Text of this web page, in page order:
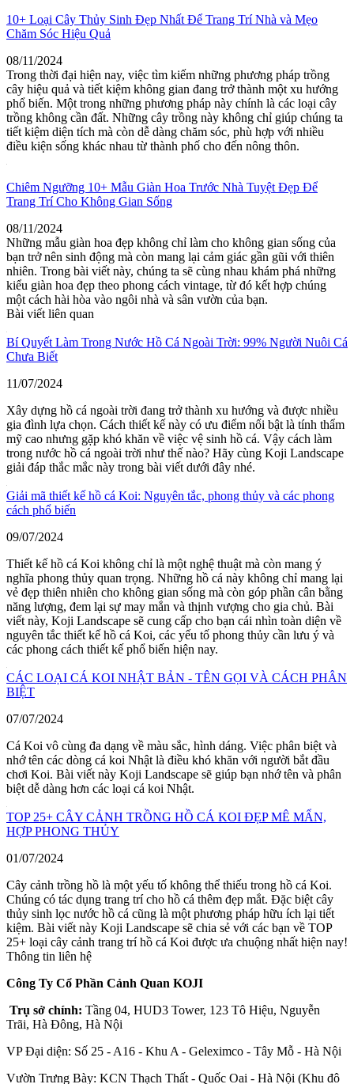
10+ Loại Cây Thủy Sinh Đẹp Nhất Để Trang Trí Nhà và Mẹo
Chăm Sóc Hiệu Quả
08/11/2024
Trong thời đại hiện nay, việc tìm kiếm những phương pháp trồng
cây hiệu quả và tiết kiệm không gian đang trở thành một xu hướng
phổ biến. Một trong những phương pháp này chính là các loại cây
trồng không cần đất. Những cây trồng này không chỉ giúp chúng ta
tiết kiệm diện tích mà còn dễ dàng chăm sóc, phù hợp với nhiều
điều kiện sống khác nhau từ thành phố cho đến nông thôn.
Chiêm Ngưỡng 10+ Mẫu Giàn Hoa Trước Nhà Tuyệt Đẹp Để
Trang Trí Cho Không Gian Sống
08/11/2024
Những mẫu giàn hoa đẹp không chỉ làm cho không gian sống của
bạn trở nên sinh động mà còn mang lại cảm giác gần gũi với thiên
nhiên. Trong bài viết này, chúng ta sẽ cùng nhau khám phá những
kiểu giàn hoa đẹp theo phong cách vintage, từ đó kết hợp chúng
một cách hài hòa vào ngôi nhà và sân vườn của bạn.
Bài viết liên quan
Bí Quyết Làm Trong Nước Hồ Cá Ngoài Trời: 99% Người Nuôi Cá
Chưa Biết
11/07/2024
Xây dựng hồ cá ngoài trời đang trở thành xu hướng và được nhiều
gia đình lựa chọn. Cách thiết kế này có ưu điểm nổi bật là tính thẩm
mỹ cao nhưng gặp khó khăn về việc vệ sinh hồ cá. Vậy cách làm
trong nước hồ cá ngoài trời như thế nào? Hãy cùng Koji Landscape
giải đáp thắc mắc này trong bài viết dưới đây nhé.
Giải mã thiết kế hồ cá Koi: Nguyên tắc, phong thủy và các phong
cách phổ biến
09/07/2024
Thiết kế hồ cá Koi không chỉ là một nghệ thuật mà còn mang ý
nghĩa phong thủy quan trọng. Những hồ cá này không chỉ mang lại
vẻ đẹp thiên nhiên cho không gian sống mà còn góp phần cân bằng
năng lượng, đem lại sự may mắn và thịnh vượng cho gia chủ. Bài
viết này, Koji Landscape sẽ cung cấp cho bạn cái nhìn toàn diện về
nguyên tắc thiết kế hồ cá Koi, các yếu tố phong thủy cần lưu ý và
các phong cách thiết kế phổ biến hiện nay.
CÁC LOẠI CÁ KOI NHẬT BẢN - TÊN GỌI VÀ CÁCH PHÂN
BIỆT
07/07/2024
Cá Koi vô cùng đa dạng về màu sắc, hình dáng. Việc phân biệt và
nhớ tên các dòng cá koi Nhật là điều khó khăn với người bắt đầu
chơi Koi. Bài viết này Koji Landscape sẽ giúp bạn nhớ tên và phân
biệt dễ dàng hơn các loại cá koi Nhật.
TOP 25+ CÂY CẢNH TRỒNG HỒ CÁ KOI ĐẸP MÊ MẨN,
HỢP PHONG THỦY
01/07/2024
Cây cảnh trồng hồ là một yếu tố không thể thiếu trong hồ cá Koi.
Chúng có tác dụng trang trí cho hồ cá thêm đẹp mắt. Đặc biệt cây
thủy sinh lọc nước hồ cá cũng là một phương pháp hữu ích lại tiết
kiệm. Bài viết này Koji Landscape sẽ chia sẻ với các bạn về TOP
25+ loại cây cảnh trang trí hồ cá Koi được ưa chuộng nhất hiện nay!
Thông tin liên hệ
Công Ty Cổ Phần Cảnh Quan KOJI
Trụ sở chính: Tầng 04, HUD3 Tower, 123 Tô Hiệu, Nguyễn
Trãi, Hà Đông, Hà Nội
VP Đại diện: Số 25 - A16 - Khu A - Geleximco - Tây Mỗ - Hà Nội
Vườn Trưng Bày: KCN Thạch Thất - Quốc Oai - Hà Nội (Khu đô